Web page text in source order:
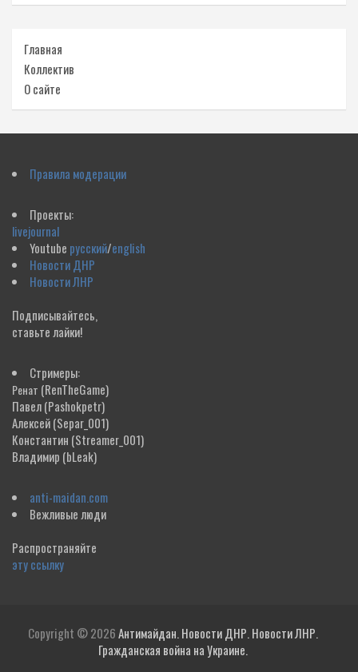
Главная
Коллектив
О сайте
Правила модерации
Проекты:
livejournal
Youtube русский/english
Новости ДНР
Новости ЛНР
Подписывайтесь,
ставьте лайки!
Стримеры:
Ренат (RenTheGame)
Павел(Pashokpetr)
Алексей(Separ_001)
Константин (Streamer_001)
Владимир (bLeak)
anti-maidan.com
Вежливые люди
Распространяйте
эту ссылку
Copyright © 2026Антимайдан. Новости ДНР. Новости ЛНР.
Гражданская война на Украине.